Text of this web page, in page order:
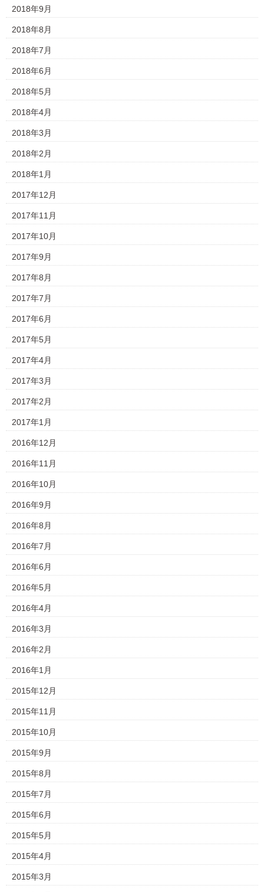
2018年9月
2018年8月
2018年7月
2018年6月
2018年5月
2018年4月
2018年3月
2018年2月
2018年1月
2017年12月
2017年11月
2017年10月
2017年9月
2017年8月
2017年7月
2017年6月
2017年5月
2017年4月
2017年3月
2017年2月
2017年1月
2016年12月
2016年11月
2016年10月
2016年9月
2016年8月
2016年7月
2016年6月
2016年5月
2016年4月
2016年3月
2016年2月
2016年1月
2015年12月
2015年11月
2015年10月
2015年9月
2015年8月
2015年7月
2015年6月
2015年5月
2015年4月
2015年3月